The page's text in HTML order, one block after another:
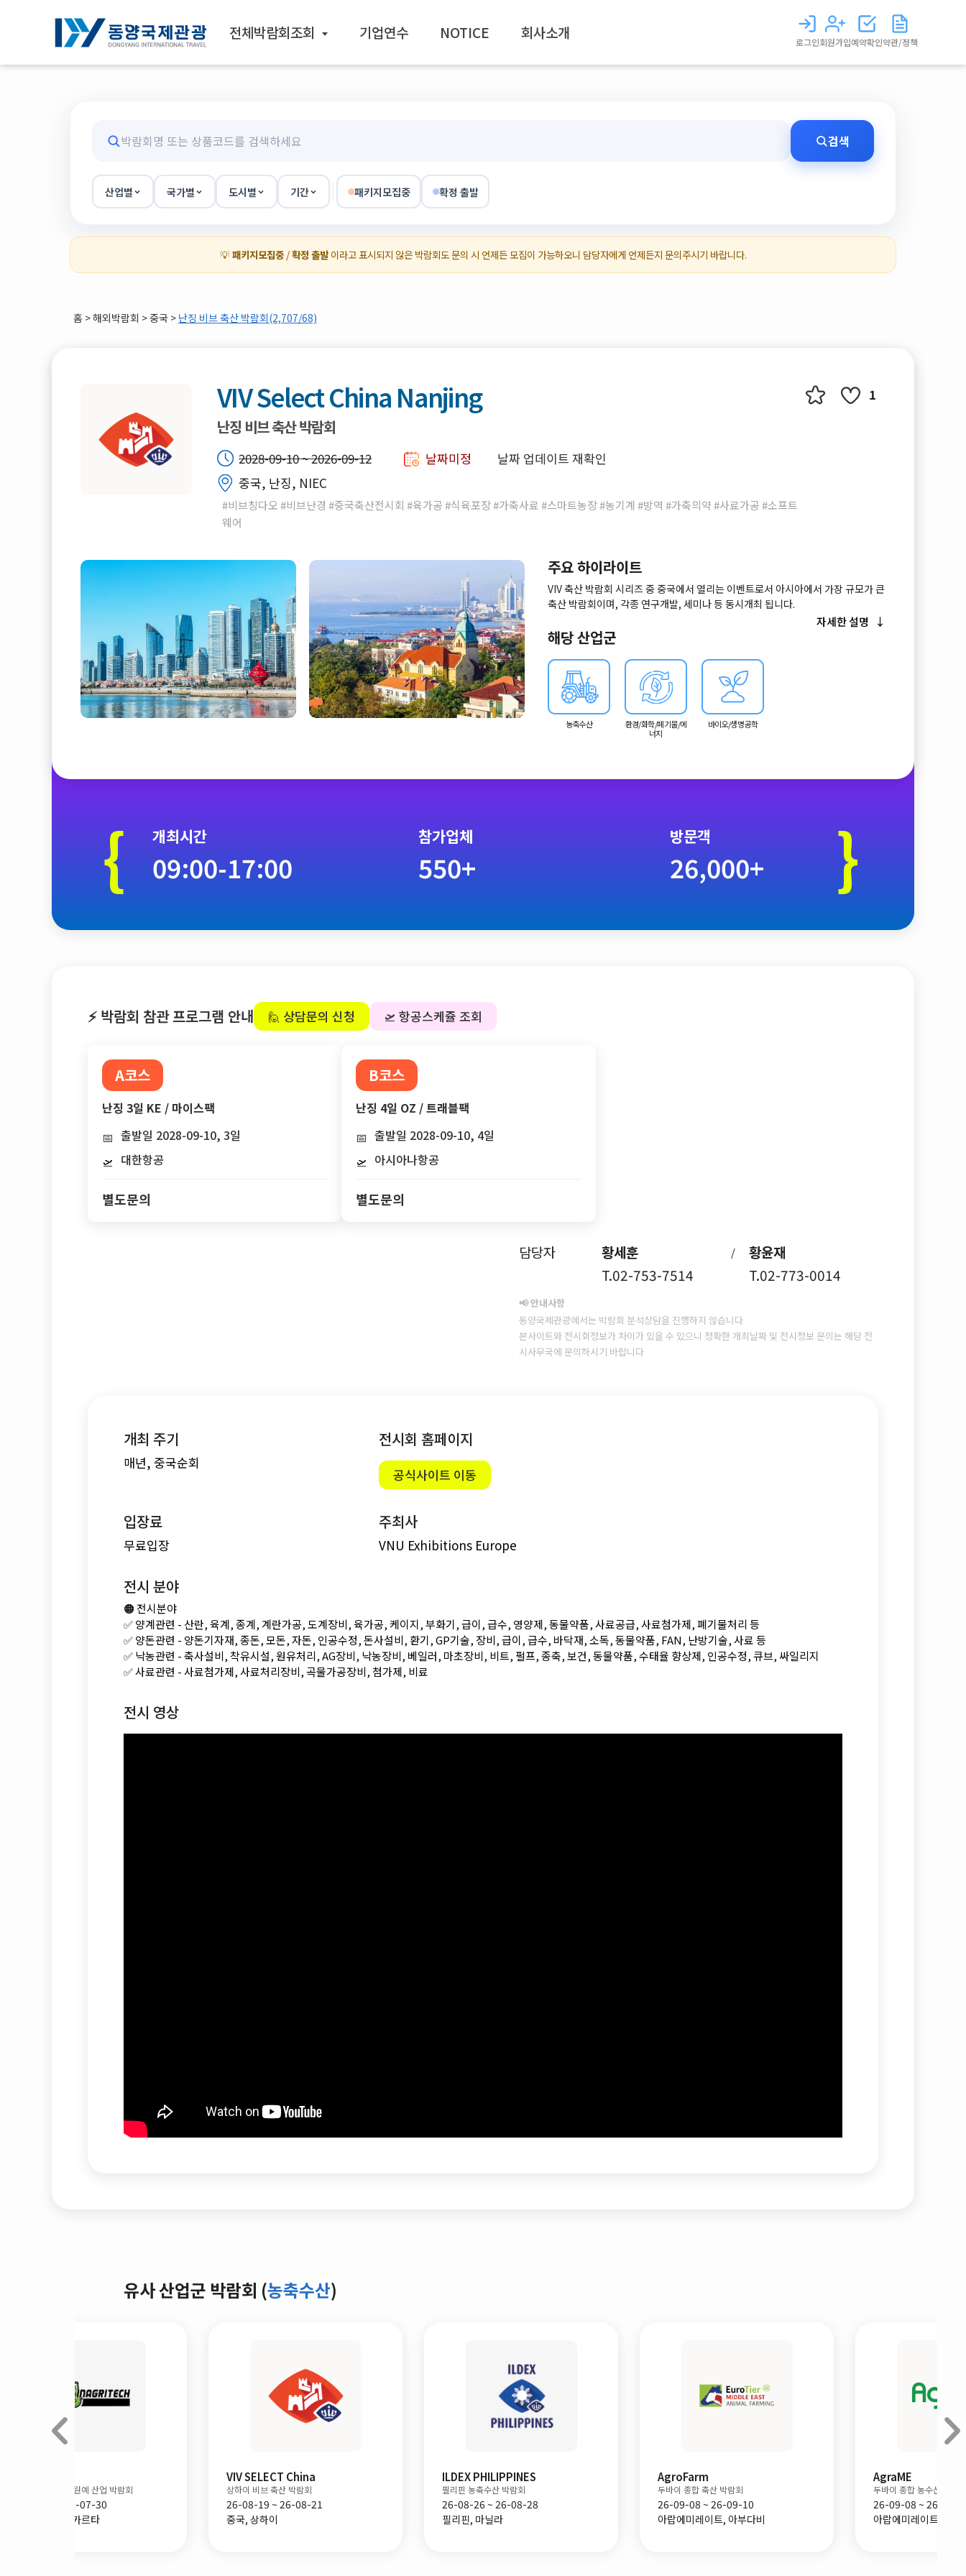
전체박람회조회 기업연수 NOTICE 회사소개
로그인회원가입예약확인약관/정책
검색
산업별 국가별 도시별 기간 패키지모집중 확정 출발
💡패키지모집중/확정 출발이라고 표시되지 않은 박람회도 문의 시 언제든 모집이 가능하오니 담당자에게 언제든지 문의주시기 바랍니다.
홈 >해외박람회 > 중국 > 난징 비브 축산 박람회(2,707/68)
VIV Select China Nanjing
난징 비브 축산 박람회
2028-09-10 ~ 2026-09-12 날짜미정
날짜 업데이트 재확인
중국, 난징, NIEC
#비브칭다오 #비브난경 #중국축산전시회 #육가공 #식육포장 #가축사료 #스마트농장 #농기계 #방역 #가축의약 #사료가공 #소프트
웨어
1
주요 하이라이트
VIV 축산 박람회 시리즈 중 중국에서 열리는 이벤트로서 아시아에서 가장 규모가 큰
축산 박람회이며, 각종 연구개발, 세미나 등 동시개최 됩니다.
자세한 설명
해당 산업군
농축수산
환경/화학/폐기물/에
너지
바이오/생명공학
{ 개최시간 참가업체 방문객
09:00-17:00 550+ 26,000+ }
⚡ 박람회 참관 프로그램 안내 🙋 상담문의 신청 🛫 항공스케쥴 조회
A코스
난징 3일 KE / 마이스팩
📅 출발일 2028-09-10, 3일
🛫 대한항공
별도문의
B코스
난징 4일 OZ / 트래블팩
📅 출발일 2028-09-10, 4일
🛫 아시아나항공
별도문의
담당자 황세훈 /
황윤재
T.02-753-7514
T.02-773-0014
📢 안내사항
동양국제관광에서는 박람회 분석상담을 진행하지 않습니다
본사이트와 전시회정보가 차이가 있을 수 있으니 정확한 개최날짜 및 전시정보 문의는 해당 전
시사무국에 문의하시기 바랍니다
개최 주기
매년, 중국순회
전시회 홈페이지
공식사이트 이동
입장료
무료입장
주최사
VNU Exhibitions Europe
전시 분야
🟠 전시분야
✅ 양계관련 - 산란, 육계, 종계, 계란가공, 도계장비, 육가공, 케이지, 부화기, 급이, 급수, 영양제, 동물약품, 사료공급, 사료첨가제, 폐기물처리 등
✅ 양돈관련 - 양돈기자재, 종돈, 모돈, 자돈, 인공수정, 돈사설비, 환기, GP기술, 장비, 급이, 급수, 바닥재, 소독, 동물약품, FAN, 난방기술, 사료 등
✅ 낙농관련 - 축사설비, 착유시설, 원유처리, AG장비, 낙농장비, 베일러, 마초장비, 비트, 펄프, 종축, 보건, 동물약품, 수태율 향상제, 인공수정, 큐브, 싸일리지
✅ 사료관련 - 사료첨가제, 사료처리장비, 곡물가공장비, 첨가제, 비료
전시 영상
유사 산업군 박람회 (농축수산)
상하이 비브 축산 박람회
26-08-19 ~ 26-08-21
26-08-26 ~ 26-08-28
AgroFarm
26-09-08 ~ 26-09-10
26-09-08 ~ 26-09-10
아랍에미레이트, 두바이